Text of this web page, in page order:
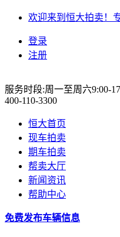
欢迎来到恒大拍卖！
登录
注册
服务时段:周一至周六9:00-
400-110-3300
恒大首页
现车拍卖
期车拍卖
帮卖大厅
新闻资讯
帮助中心
免费发布车辆信息